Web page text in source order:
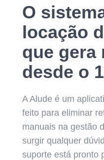
O
locação
que gera
desde o
A Alude é um
feito para eliminar
manuais na gestão
surgir qualquer
suporte está pronto